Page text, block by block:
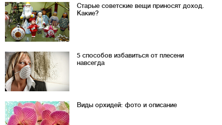
Старые советские вещи приносят доход.
Какие?
5 способов избавиться от плесени
навсегда
Виды орхидей: фото и описание